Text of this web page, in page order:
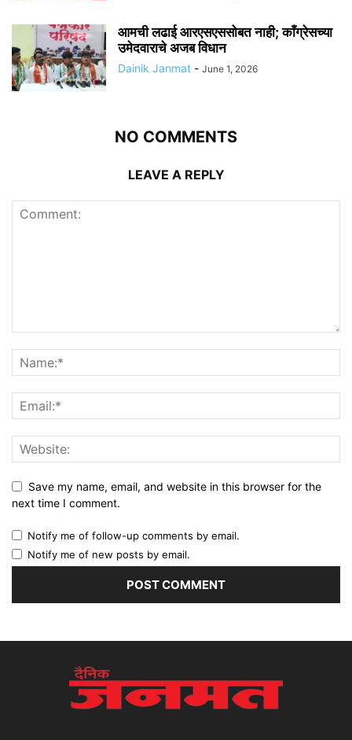
आमची लढाई आरएसएससोबत नाही; काँग्रेसच्या
उमेदवाराचे अजब विधान
Dainik Janmat - June 1, 2026
NO COMMENTS
LEAVE A REPLY
Save my name, email, and website in this browser for the
next time I comment.
Notify me of follow-up comments by email.
Notify me of new posts by email.